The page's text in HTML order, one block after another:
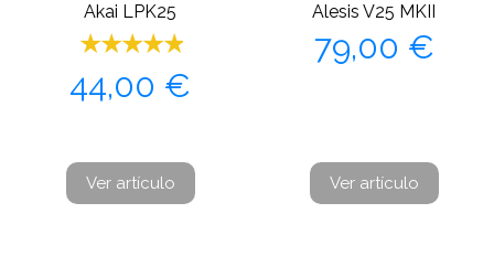
Akai LPK25
Precio
44,00 €
Ver artículo
Alesis V25 MKII
Precio
79,00 €
Ver artículo